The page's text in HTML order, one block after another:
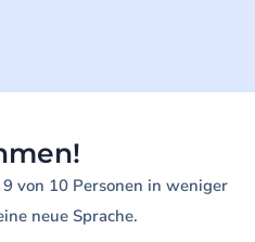
von 10 Personen in weniger
neue Sprache.